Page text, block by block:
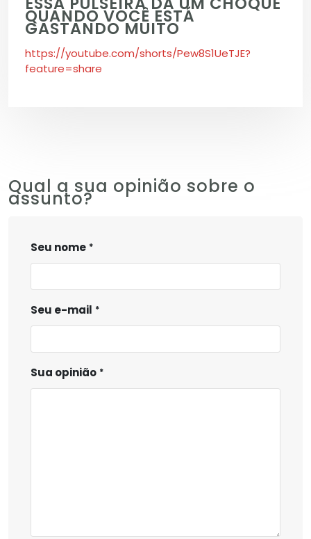
QUANDO VOCÊ ESTÁ
GASTANDO MUITO
https://youtube.com/shorts/Pew8S1UeTJE?
feature=share
Qual a sua opinião sobre o
assunto?
Seu nome
Seu e-mail
Sua opinião